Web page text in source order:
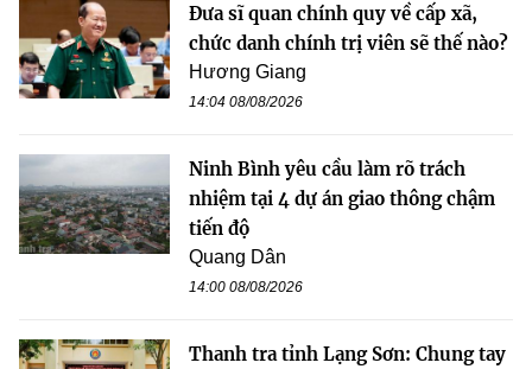
Đưa sĩ quan chính quy về cấp xã,
chức danh chính trị viên sẽ thế nào?
Hương Giang
14:04 08/08/2026
Ninh Bình yêu cầu làm rõ trách
nhiệm tại 4 dự án giao thông chậm
tiến độ
Quang Dân
14:00 08/08/2026
Thanh tra tỉnh Lạng Sơn: Chung tay